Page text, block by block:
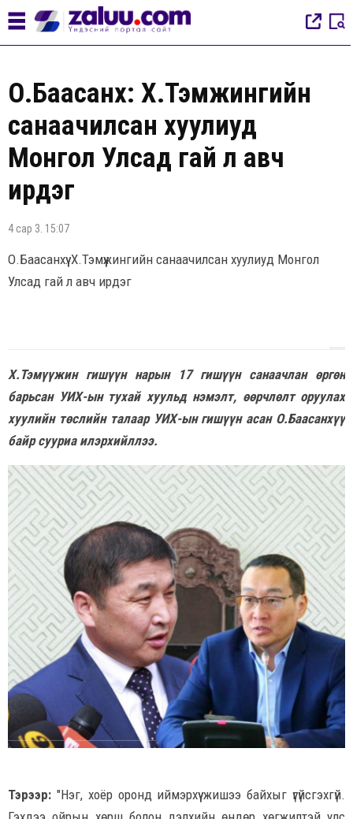
О.Баасанхүү: Х.Тэмүүжингийн
санаачилсан хуулиуд
Монгол Улсад гай л авч
ирдэг
4 сар 3. 15:07
О.Баасанхүү: Х.Тэмүүжингийн санаачилсан хуулиуд Монгол
Улсад гай л авч ирдэг
Х.Тэмүүжин гишүүн нарын 17 гишүүн санаачлан өргөн
барьсан УИХ-ын тухай хуульд нэмэлт, өөрчлөлт оруулах
хуулийн төслийн талаар УИХ-ын гишүүн асан О.Баасанхүү
байр сууриа илэрхийллээ.
Тэрээр: "Нэг, хоёр оронд иймэрхүү жишээ байхыг үгүйсгэхгүй.